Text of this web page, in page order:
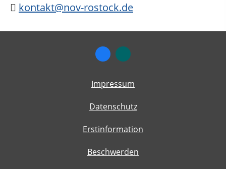
kontakt@nov-rostock.de
Impressum
Datenschutz
Erstinformation
Beschwerden